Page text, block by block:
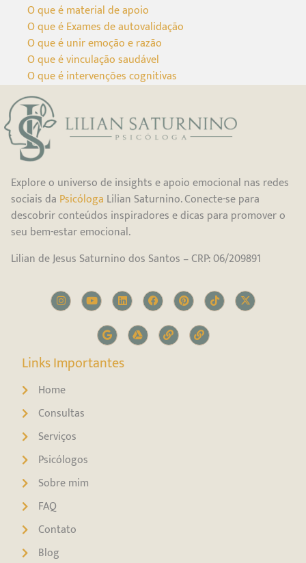
O que é material de apoio
O que é Exames de autovalidação
O que é unir emoção e razão
O que é vinculação saudável
O que é intervenções cognitivas
Explore o universo de insights e apoio emocional nas redes
sociais da Psicóloga Lilian Saturnino. Conecte-se para
descobrir conteúdos inspiradores e dicas para promover o
seu bem-estar emocional.
Lilian de Jesus Saturnino dos Santos – CRP: 06/209891
Links Importantes
Home
Consultas
Serviços
Psicólogos
Sobre mim
FAQ
Contato
Blog